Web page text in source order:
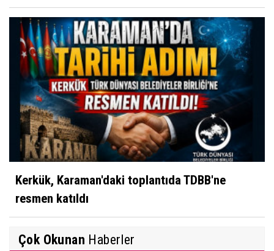
Kerkük, Karaman'daki toplantıda TDBB'ne
resmen katıldı
Çok Okunan Haberler